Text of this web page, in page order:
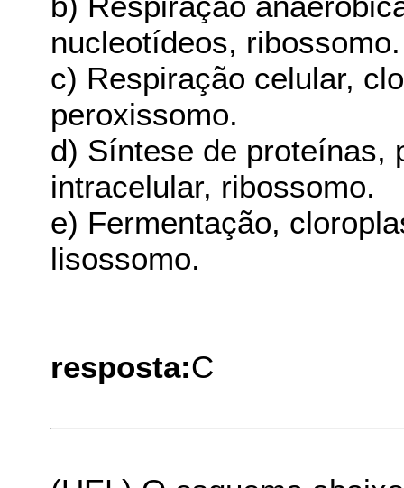
nucleotídeos, ribossomo.
c) Respiração celular,
peroxissomo.
d) Síntese de proteínas,
intracelular, ribossomo.
e) Fermentação,
lisossomo.
resposta:C